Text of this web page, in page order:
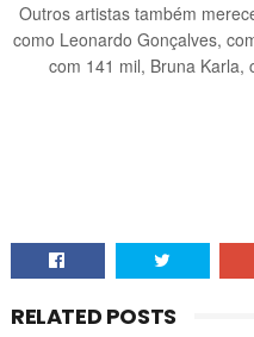
Outros artistas também
como Leonardo Gonçalves,
com 141 mil, Bruna Karla,
RELATED POSTS